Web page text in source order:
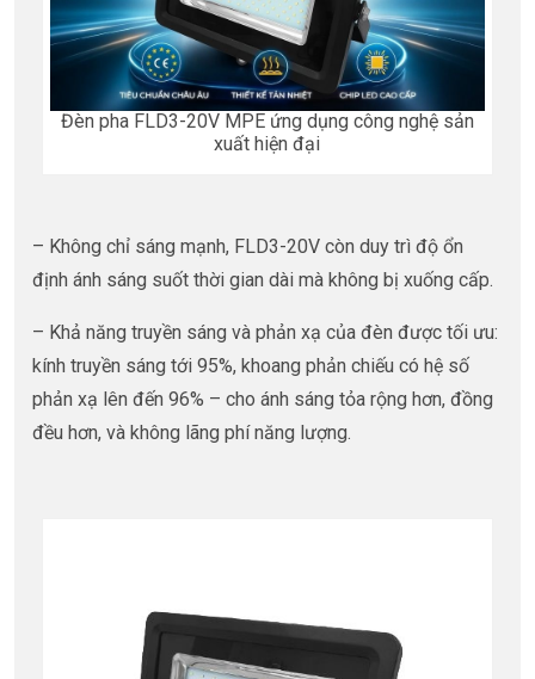
Đèn pha FLD3-20V MPE ứng dụng công nghệ sản
xuất hiện đại
– Không chỉ sáng mạnh, FLD3-20V còn duy trì độ ổn
định ánh sáng suốt thời gian dài mà không bị xuống cấp.
– Khả năng truyền sáng và phản xạ của đèn được tối ưu:
kính truyền sáng tới 95%, khoang phản chiếu có hệ số
phản xạ lên đến 96% – cho ánh sáng tỏa rộng hơn, đồng
đều hơn, và không lãng phí năng lượng.